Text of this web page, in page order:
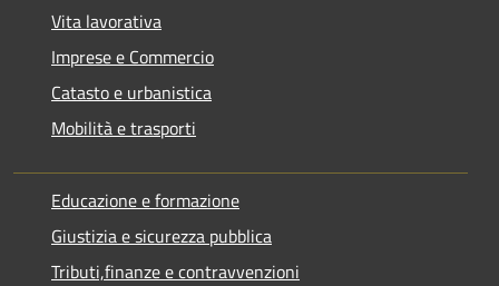
Vita lavorativa
Imprese e Commercio
Catasto e urbanistica
Mobilità e trasporti
Educazione e formazione
Giustizia e sicurezza pubblica
Tributi,finanze e contravvenzioni